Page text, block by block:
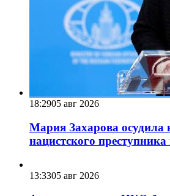
18:2905 авг 2026
Мария Захарова осудила
нацистского
13:3305 авг 2026